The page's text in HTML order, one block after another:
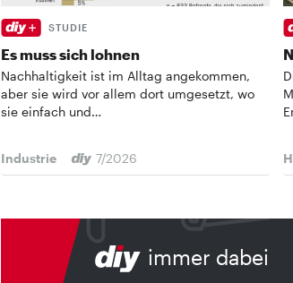
STUDIE
Es muss sich lohnen
Nachhaltigkeit ist im Alltag angekommen,
aber sie wird vor allem dort umgesetzt, wo
sie einfach und…
Industrie 7/2026
immer dabei